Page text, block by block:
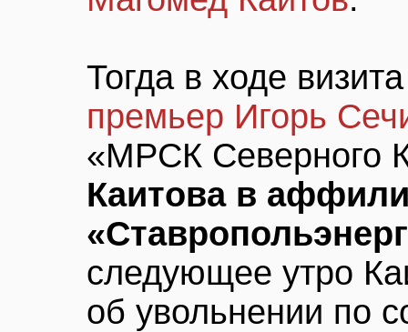
Тогда в ходе
премьер Игорь
«МРСК Северного
Каитова в
следующее утро
об увольнении по